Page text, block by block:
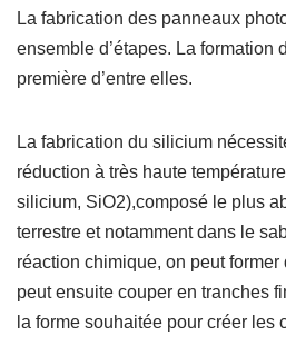
La fabrication des panneaux
ensemble d’étapes. La formation
première d’entre elles.
La fabrication du silicium
réduction à très haute
silicium, SiO2),composé le plus
terrestre et notamment dans le
réaction chimique, on peut former
peut ensuite couper en tranches
la forme souhaitée pour créer les